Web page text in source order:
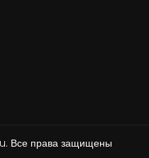
Все права защищены